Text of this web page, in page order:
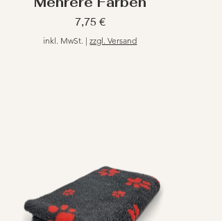
Preis
7,75 €
inkl. MwSt. |zzgl. Versand